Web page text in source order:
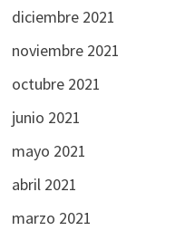
diciembre 2021
noviembre 2021
octubre 2021
junio 2021
mayo 2021
abril 2021
marzo 2021